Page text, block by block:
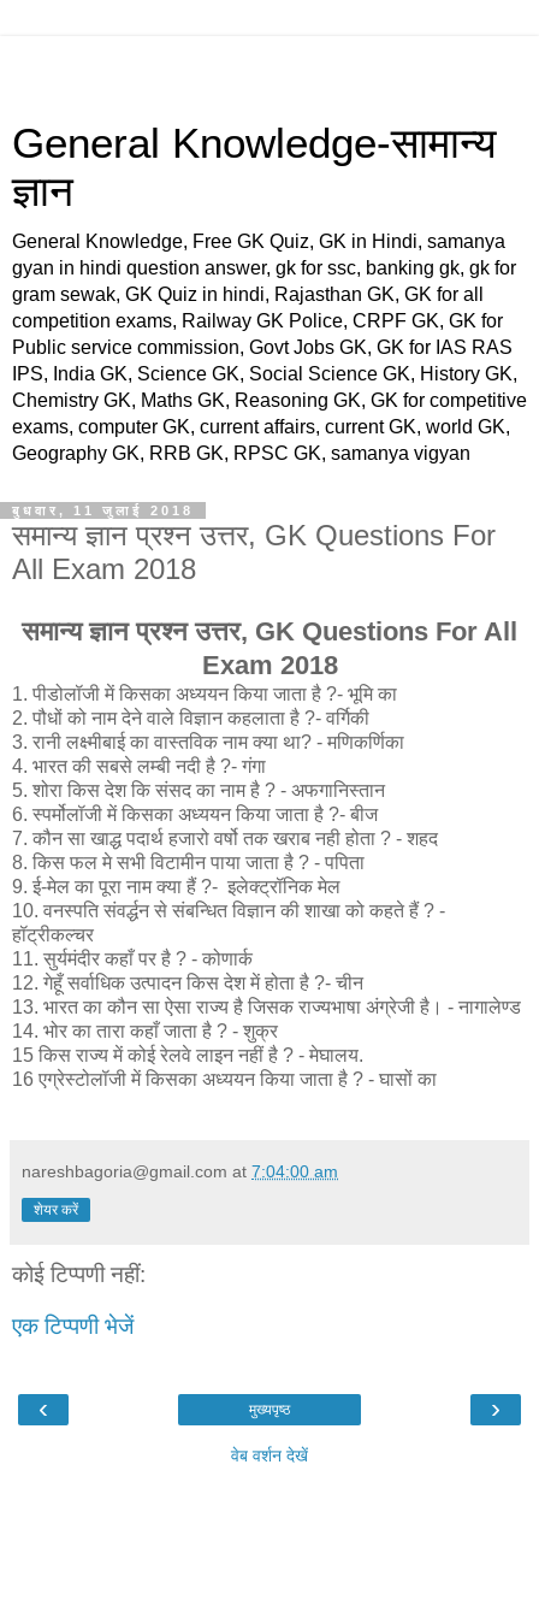
General Knowledge-सामान्य
ज्ञान
General Knowledge, Free GK Quiz, GK in Hindi, samanya
gyan in hindi question answer, gk for ssc, banking gk, gk for
gram sewak, GK Quiz in hindi, Rajasthan GK, GK for all
competition exams, Railway GK Police, CRPF GK, GK for
Public service commission, Govt Jobs GK, GK for IAS RAS
IPS, India GK, Science GK, Social Science GK, History GK,
Chemistry GK, Maths GK, Reasoning GK, GK for competitive
exams, computer GK, current affairs, current GK, world GK,
Geography GK, RRB GK, RPSC GK, samanya vigyan
बुधवार, 11 जुलाई 2018
समान्य ज्ञान प्रश्न उत्तर, GK Questions For
All Exam 2018
समान्य ज्ञान प्रश्न उत्तर, GK Questions For All
Exam 2018
1. पीडोलॉजी में किसका अध्ययन किया जाता है ?- भूमि का
2. पौधों को नाम देने वाले विज्ञान कहलाता है ?- वर्गिकी
3. रानी लक्ष्मीबाई का वास्तविक नाम क्या था? - मणिकर्णिका
4. भारत की सबसे लम्बी नदी है ?- गंगा
5. शोरा किस देश कि संसद का नाम है ? - अफगानिस्तान
6. स्पर्मोलॉजी में किसका अध्ययन किया जाता है ?- बीज
7. कौन सा खाद्ध पदार्थ हजारो वर्षो तक खराब नही होता ? - शहद
8. किस फल मे सभी विटामीन पाया जाता है ? - पपिता
9. ई-मेल का पूरा नाम क्या हैं ?- इलेक्ट्रॉनिक मेल
10. वनस्पति संवर्द्धन से संबन्धित विज्ञान की शाखा को कहते हैं ? -
हॉट्रीकल्चर
11. सुर्यमंदीर कहाँ पर है ? - कोणार्क
12. गेहूँ सर्वाधिक उत्पादन किस देश में होता है ?- चीन
13. भारत का कौन सा ऐसा राज्य है जिसक राज्यभाषा अंग्रेजी है। - नागालेण्ड
14. भोर का तारा कहाँ जाता है ? - शुक्र
15 किस राज्य में कोई रेलवे लाइन नहीं है ? - मेघालय.
16 एग्रेस्टोलॉजी में किसका अध्ययन किया जाता है ? - घासों का
nareshbagoria@gmail.com at 7:04:00 am
शेयर करें
कोई टिप्पणी नहीं:
एक टिप्पणी भेजें
‹ ›
मुख्यपृष्ठ
वेब वर्शन देखें